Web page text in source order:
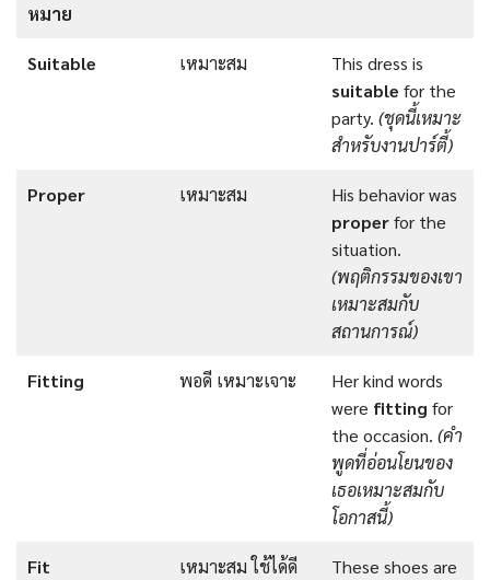
หมาย
Suitable เหมาะสม
This dress is
suitable for the
party. (ชุดนี้เหมาะ
สำหรับงานปาร์ตี้)
Proper เหมาะสม
His behavior was
properfor the
situation.
(พฤติกรรมของเขา
เหมาะสมกับ
สถานการณ์)
Fitting พอดี เหมาะเจาะ
Her kind words
were fitting for
the occasion. (คำ
พูดที่อ่อนโยนของ
เธอเหมาะสมกับ
โอกาสนี้)
Fit เหมาะสม ใช้ได้ดี
These shoes are